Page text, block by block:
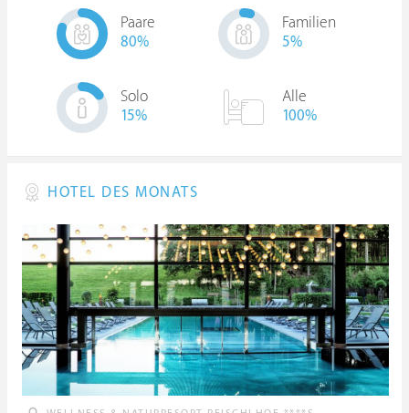
Paare
80%
Familien
5%
Solo
15%
Alle
100%
HOTEL DES MONATS